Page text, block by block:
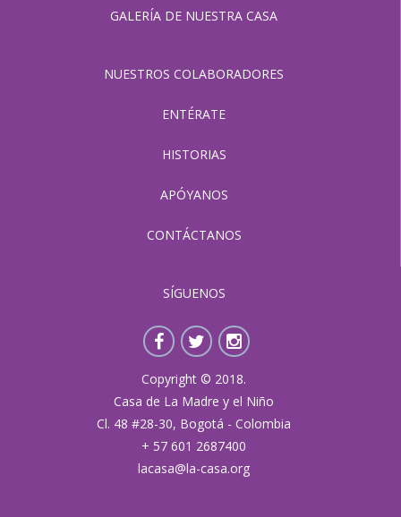
GALERÍA DE NUESTRA CASA
NUESTROS COLABORADORES
ENTÉRATE
HISTORIAS
APÓYANOS
CONTÁCTANOS
SÍGUENOS
Copyright © 2018.
Casa de La Madre y el Niño
Cl. 48 #28-30, Bogotá - Colombia
+ 57 601 2687400
lacasa@la-casa.org